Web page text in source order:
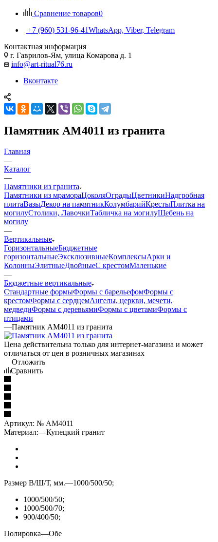
Сравнение товаров0
+7 (960) 531-96-41WhatsApp, Viber, Telegram
Контактная информация
г. Гаврилов-Ям, улица Комарова д. 1
info@art-ritual76.ru
Вконтакте
Памятник AM4011 из гранита
Главная
—
Каталог
—
Памятники из гранита
Памятники из мрамораЦоколяОградыЦветникиНадгробная
плитаВазыДекор на памятникКолумбарийКрестыПлитка на
могилуСтолики, ЛавочкиТабличка на могилуЩебень на
могилу
—
Вертикальные
ГоризонтальныеБюджетные
горизонтальныеЭксклюзивныеКомплексыАрки и
КолонныЭлитныеДвойныеС крестомМаленькие
—
Бюджетные вертикальные
Стандартные формыФормы с барельефомФормы с
крестомФормы с сердцемАнгелы, церкви, мечети,
медведиФормы с деревьямиФормы с цветамиФормы с
птицами
—Памятник AM4011 из гранита
Цена действительна только для интернет-магазина и может
отличаться от цен в розничных магазинах
Отложить
Сравнить
Артикул: № AM4011
Материал:—Купецкий гранит
Размер В/Ш/Т, мм.—1000/500/50;
1000/500/50;
1000/500/70;
900/400/50;
Полировка—Обе